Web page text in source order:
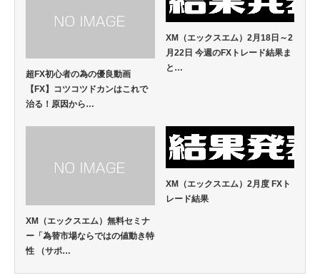
超FX初心者の為の優良動画
【FX】コツコツドカンはこれで
治る！原因から…
XM（エックスエム）2月18日～2
月22日 今週のFXトレード結果ま
と…
XM（エックスエム）無料セミナ
ー「為替市場ならではの値動き特
性 （サポ…
XM（エックスエム）2月度 FXト
レード結果